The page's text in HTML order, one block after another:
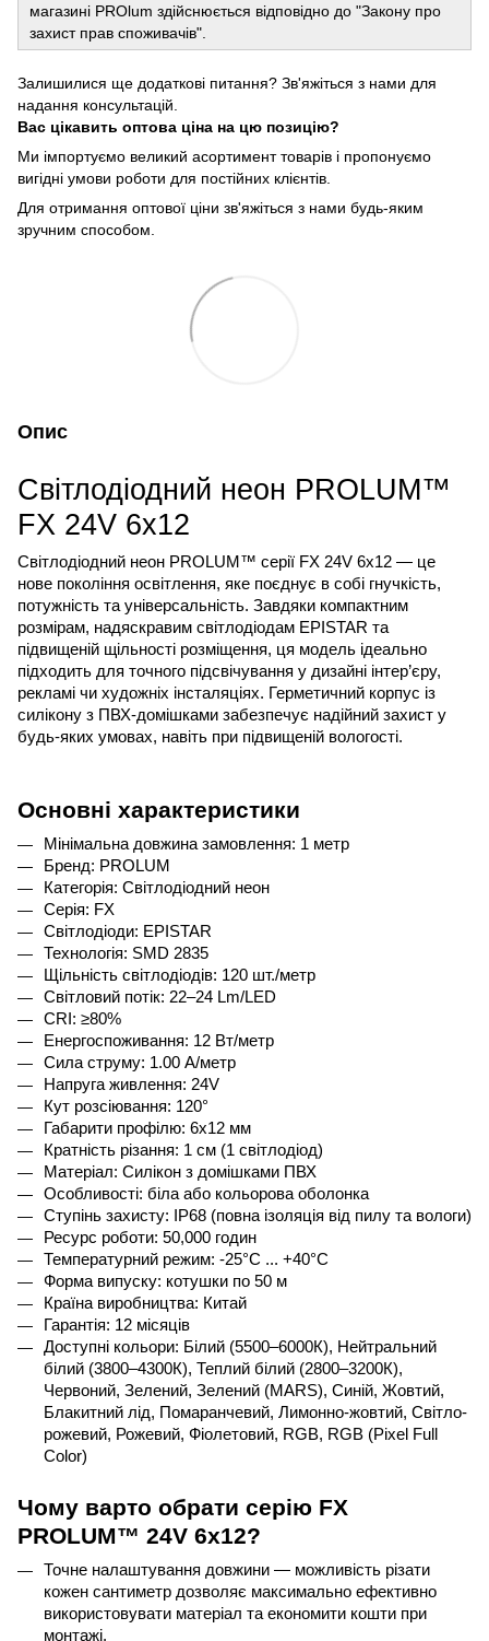
магазині PROlum здійснюється відповідно до "Закону про
захист прав споживачів".
Залишилися ще додаткові питання? Зв'яжіться з нами для
надання консультацій.
Вас цікавить оптова ціна на цю позицію?
Ми імпортуємо великий асортимент товарів і пропонуємо
вигідні умови роботи для постійних клієнтів.
Для отримання оптової ціни зв'яжіться з нами будь-яким
зручним способом.
Опис
Світлодіодний неон PROLUM™
FX 24V 6x12
Світлодіодний неон PROLUM™ серії FX 24V 6x12 — це
нове покоління освітлення, яке поєднує в собі гнучкість,
потужність та універсальність. Завдяки компактним
розмірам, надяскравим світлодіодам EPISTAR та
підвищеній щільності розміщення, ця модель ідеально
підходить для точного підсвічування у дизайні інтер’єру,
рекламі чи художніх інсталяціях. Герметичний корпус із
силікону з ПВХ-домішками забезпечує надійний захист у
будь-яких умовах, навіть при підвищеній вологості.
Основні характеристики
Мінімальна довжина замовлення: 1 метр
Бренд: PROLUM
Категорія: Світлодіодний неон
Серія: FX
Світлодіоди: EPISTAR
Технологія: SMD 2835
Щільність світлодіодів: 120 шт./метр
Світловий потік: 22–24 Lm/LED
CRI: ≥80%
Енергоспоживання: 12 Вт/метр
Сила струму: 1.00 A/метр
Напруга живлення: 24V
Кут розсіювання: 120°
Габарити профілю: 6x12 мм
Кратність різання: 1 см (1 світлодіод)
Матеріал: Силікон з домішками ПВХ
Особливості: біла або кольорова оболонка
Ступінь захисту:
IP68 (повна ізоляція від пилу та вологи)
Ресурс роботи: 50,000 годин
Температурний режим: -25°C ... +40°C
Форма випуску: котушки по 50 м
Країна виробництва: Китай
Гарантія: 12 місяців
Доступні кольори: Білий (5500–6000К), Нейтральний
білий (3800–4300К), Теплий білий (2800–3200К),
Червоний, Зелений, Зелений (MARS), Синій, Жовтий,
Блакитний лід, Помаранчевий, Лимонно-жовтий, Світло-
рожевий, Рожевий, Фіолетовий, RGB, RGB (Pixel Full
Color)
Чому варто обрати серію FX
PROLUM™ 24V 6x12?
Точне налаштування довжини — можливість різати
кожен сантиметр дозволяє максимально ефективно
використовувати матеріал та економити кошти при
монтажі.